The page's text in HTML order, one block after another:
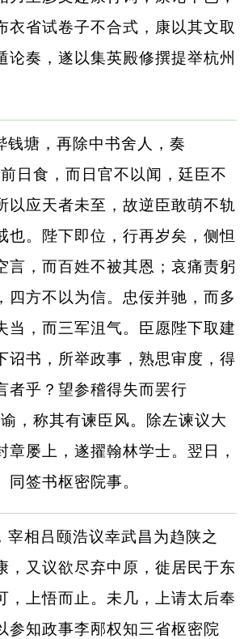
衣省试卷子不合式，康以其文取
论奏，遂以集英殿修撰提举杭州
钱塘，再除中书舍人，奏
日食，而日官不以闻，廷臣不
以应天者未至，故逆臣敢萌不轨
也。陛下即位，行再岁矣，侧怛
言，而百姓不被其恩；哀痛责躬
四方不以为信。忠佞并驰，而多
当，而三军沮气。臣愿陛下取建
诏书，所举政事，熟思审度，得
者乎？望参稽得失而罢行
，称其有谏臣风。除左谏议大
章屡上，遂擢翰林学士。翌日，
同签书枢密院事。
宰相吕颐浩议幸武昌为趋陕之
，又议欲尽弃中原，徙居民于东
，上悟而止。未几，上请太后奉
参知政事李邴权知三省枢密院